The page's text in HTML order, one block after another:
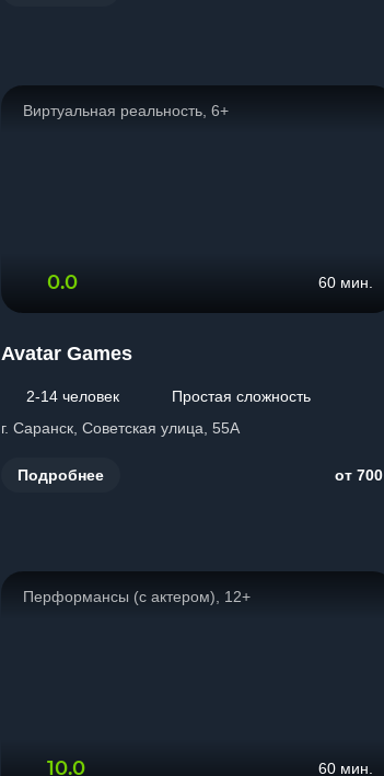
Виртуальная реальность, 6+
0.0 60 мин.
Avatar Games
2-14 человек
Простая сложность
г. Саранск, Советская улица, 55А
Подробнее от 700
Перформансы (с актером), 12+
10.0 60 мин.